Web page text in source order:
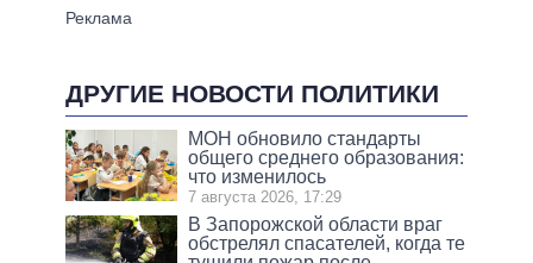
ДРУГИЕ НОВОСТИ ПОЛИТИКИ
МОН обновило стандарты
общего среднего образования:
что изменилось
7 августа 2026, 17:29
В Запорожской области враг
обстрелял спасателей, когда те